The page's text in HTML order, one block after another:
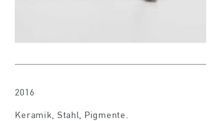
2016
Keramik, Stahl, Pigmente.